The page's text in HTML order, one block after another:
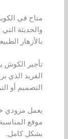
متاح في
والحديثة
بالأزهار
تأجير الكوش
الفريد الذي
التصميم أو
يعمل مزودي
موقع
بشكل كامل.